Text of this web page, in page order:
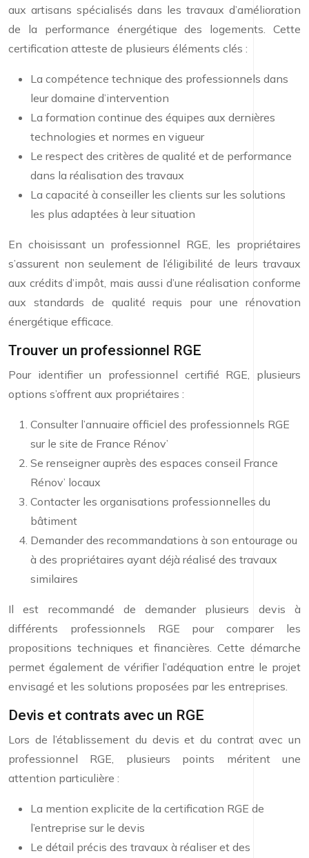
aux artisans spécialisés dans les travaux d’amélioration
de la performance énergétique des logements. Cette
certification atteste de plusieurs éléments clés :
La compétence technique des professionnels dans
leur domaine d’intervention
La formation continue des équipes aux dernières
technologies et normes en vigueur
Le respect des critères de qualité et de performance
dans la réalisation des travaux
La capacité à conseiller les clients sur les solutions
les plus adaptées à leur situation
En choisissant un professionnel RGE, les propriétaires
s’assurent non seulement de l’éligibilité de leurs travaux
aux crédits d’impôt, mais aussi d’une réalisation conforme
aux standards de qualité requis pour une rénovation
énergétique efficace.
Trouver un professionnel RGE
Pour identifier un professionnel certifié RGE, plusieurs
options s’offrent aux propriétaires :
Consulter l’annuaire officiel des professionnels RGE
sur le site de France Rénov’
Se renseigner auprès des espaces conseil France
Rénov’ locaux
Contacter les organisations professionnelles du
bâtiment
Demander des recommandations à son entourage ou
à des propriétaires ayant déjà réalisé des travaux
similaires
Il est recommandé de demander plusieurs devis à
différents professionnels RGE pour comparer les
propositions techniques et financières. Cette démarche
permet également de vérifier l’adéquation entre le projet
envisagé et les solutions proposées par les entreprises.
Devis et contrats avec un RGE
Lors de l’établissement du devis et du contrat avec un
professionnel RGE, plusieurs points méritent une
attention particulière :
La mention explicite de la certification RGE de
l’entreprise sur le devis
Le détail précis des travaux à réaliser et des